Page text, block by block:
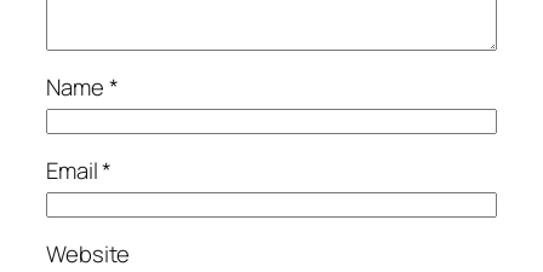
Name*
Email*
Website